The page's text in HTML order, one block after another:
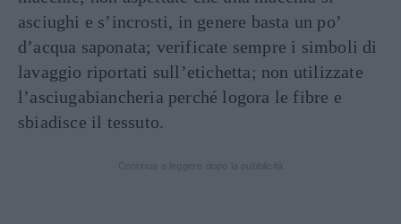
asciughi e s’incrosti, in genere basta un po’
d’acqua saponata; verificate sempre i simboli di
lavaggio riportati sull’etichetta; non utilizzate
l’asciugabiancheria perché logora le fibre e
sbiadisce il tessuto.